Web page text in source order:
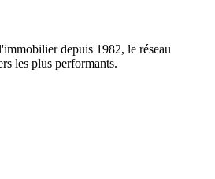
depuis 1982, le réseau
les plus performants.